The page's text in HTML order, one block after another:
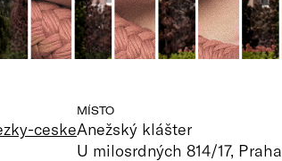
ceske
MÍSTO
Anežský klášter
U milosrdných 814/17, Praha